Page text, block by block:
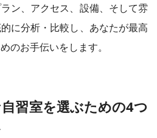
ン、アクセス、設備、そして雰
に分析・比較し、あなたが最高
のお手伝いをします。
習室を選ぶための4つ